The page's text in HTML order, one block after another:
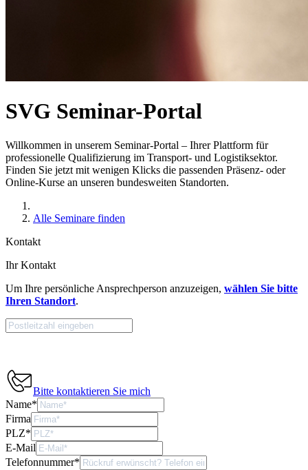
SVG Seminar-Portal
Willkommen in unserem Seminar-Portal – Ihrer Plattform für
professionelle Qualifizierung im Transport- und Logistiksektor.
Finden Sie jetzt mit wenigen Klicks die passenden Präsenz- oder
Online-Kurse an unseren bundesweiten Standorten.
Alle Seminare finden
Kontakt
Ihr Kontakt
Um Ihre persönliche Ansprechperson anzuzeigen, wählen Sie bitte
Ihren Standort.
Bitte kontaktieren Sie mich
Name*
Firma
PLZ*
E-Mail
Telefonnummer*